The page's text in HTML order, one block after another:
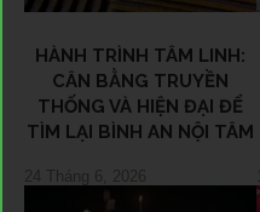
HÀNH TRÌNH TÂM LINH:
CÂN BẰNG TRUYỀN
THỐNG VÀ HIỆN ĐẠI ĐỂ
TÌM LẠI BÌNH AN NỘI TÂM
24 Tháng 6, 2026